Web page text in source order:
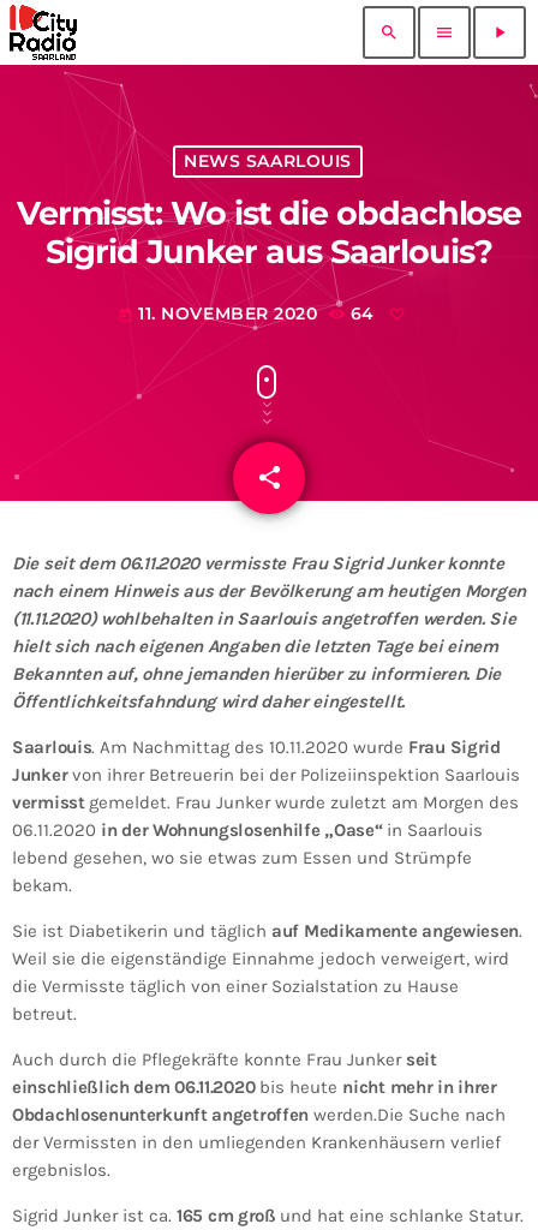
search menu play_arrow
NEWS SAARLOUIS
Vermisst: Wo ist die obdachlose
Sigrid Junker aus Saarlouis?
today 11. NOVEMBER 2020 64
share
email
Die seit dem 06.11.2020 vermisste Frau Sigrid Junker konnte
nach einem Hinweis aus der Bevölkerung am heutigen Morgen
(11.11.2020) wohlbehalten in Saarlouis angetroffen werden. Sie
hielt sich nach eigenen Angaben die letzten Tage bei einem
Bekannten auf, ohne jemanden hierüber zu informieren. Die
Öffentlichkeitsfahndung wird daher eingestellt.
Saarlouis. Am Nachmittag des 10.11.2020 wurde Frau Sigrid
Junkervon ihrer Betreuerin bei der Polizeiinspektion Saarlouis
vermisst gemeldet. Frau Junker wurde zuletzt am Morgen des
06.11.2020 in der Wohnungslosenhilfe „Oase“in Saarlouis
lebend gesehen, wo sie etwas zum Essen und Strümpfe
bekam.
Sie ist Diabetikerin und täglich auf Medikamente angewiesen.
Weil sie die eigenständige Einnahme jedoch verweigert, wird
die Vermisste täglich von einer Sozialstation zu Hause
betreut.
Auch durch die Pflegekräfte konnte Frau Junker seit
einschließlich dem 06.11.2020bis heute nicht mehr in ihrer
Obdachlosenunterkunft angetroffen werden.Die Suche nach
der Vermissten in den umliegenden Krankenhäusern verlief
ergebnislos.
Sigrid Junker ist ca. 165 cm groß und hat eine schlanke Statur.